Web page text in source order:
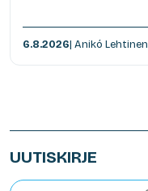
6.8.2026| Anikó Lehtinen
UUTISKIRJE